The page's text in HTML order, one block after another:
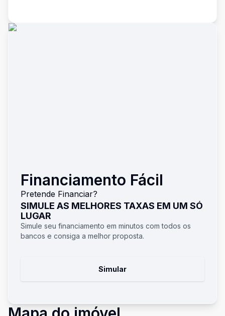
Financiamento Fácil
Pretende Financiar?
SIMULE AS MELHORES TAXAS EM UM SÓ
LUGAR
Simule seu financiamento em minutos com todos os
bancos e consiga a melhor proposta.
Simular